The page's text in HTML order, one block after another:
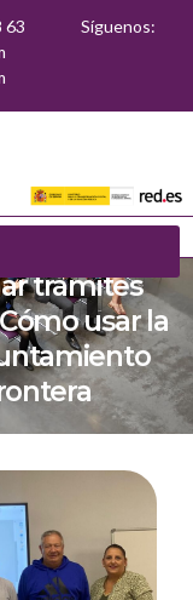
63
Síguenos:
trámites
usar la